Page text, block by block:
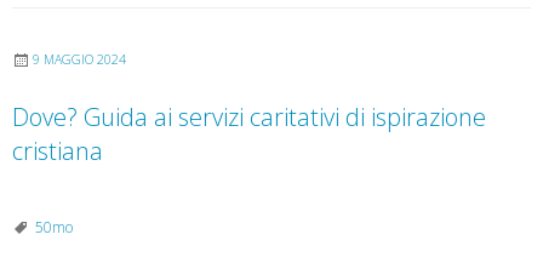
9 MAGGIO 2024
Dove? Guida ai servizi caritativi di ispirazione
cristiana
50mo